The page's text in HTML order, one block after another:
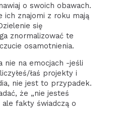
o swoich obawach.
ich znajomi z roku mają
się
znormalizować te
osamotnienia.
nie na emocjach -jeśli
łaś projekty i
nie jest to przypadek.
że „nie jesteś
ale fakty świadczą o